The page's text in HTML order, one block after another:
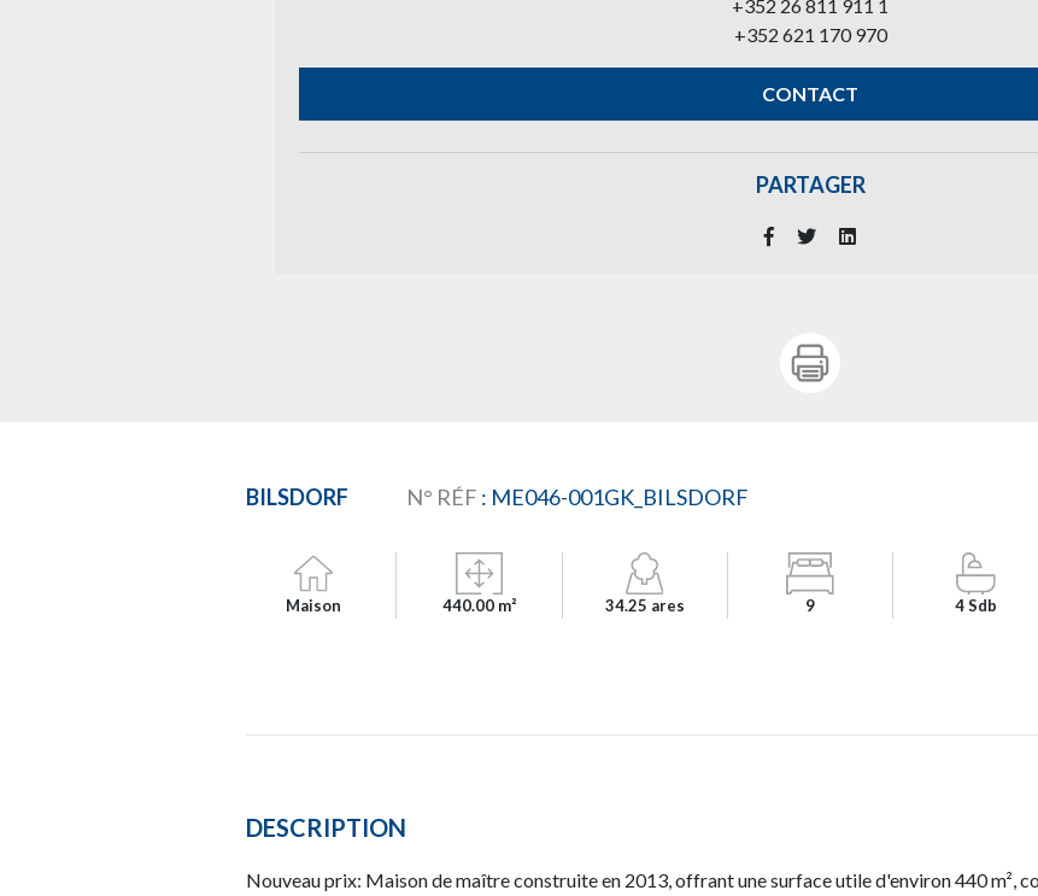
+352 26 811 911 1
+352 621 170 970
CONTACT
PARTAGER
BILSDORF N° RÉF : ME046-001GK_BILSDORF
Maison 440.00 m² 34.25 ares 9 4 Sdb
DESCRIPTION
Nouveau prix: Maison de maître construite en 2013, offrant une surface utile d'environ 440 m²,